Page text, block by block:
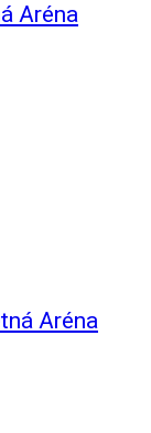
Aréna
Aréna